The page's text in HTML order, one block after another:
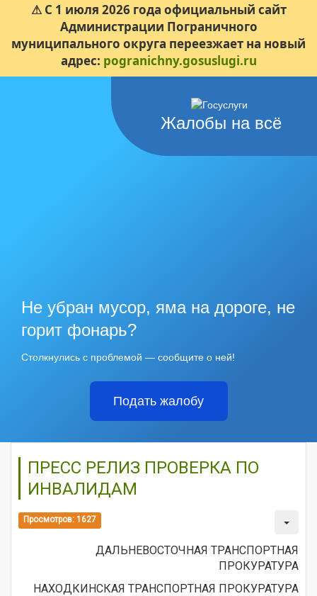
⚠ С 1 июля 2026 года официальный сайт
Администрации Пограничного
муниципального округа переезжает на новый
адрес: pogranichny.gosuslugi.ru
Жалобы на всё
Не убран мусор, яма на дороге, не
горит фонарь?
Столкнулись с проблемой — сообщите о ней!
Подать жалобу
ПРЕСС РЕЛИЗ ПРОВЕРКА ПО
ИНВАЛИДАМ
Просмотров: 1627
ДАЛЬНЕВОСТОЧНАЯ ТРАНСПОРТНАЯ
ПРОКУРАТУРА
НАХОДКИНСКАЯ ТРАНСПОРТНАЯ ПРОКУРАТУРА